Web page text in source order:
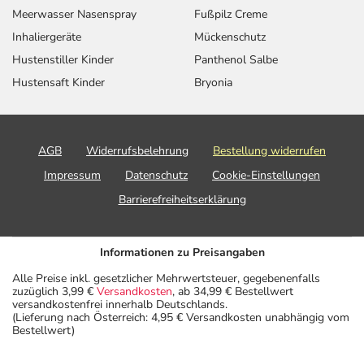
Meerwasser Nasenspray
Inhaliergeräte
Hustenstiller Kinder
Hustensaft Kinder
Fußpilz Creme
Mückenschutz
Panthenol Salbe
Bryonia
AGB Widerrufsbelehrung
Bestellung widerrufen
Impressum
Datenschutz
Cookie-Einstellungen
Barrierefreiheitserklärung
Informationen zu Preisangaben
Alle Preise inkl. gesetzlicher Mehrwertsteuer, gegebenenfalls
zuzüglich 3,99 € Versandkosten, ab 34,99 € Bestellwert
versandkostenfrei innerhalb Deutschlands.
(Lieferung nach Österreich: 4,95 € Versandkosten unabhängig vom
Bestellwert)